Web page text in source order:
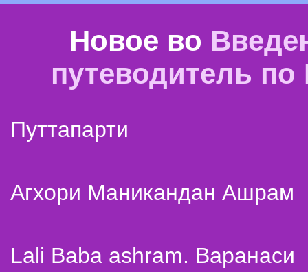
Новое во
путеводитель
Путтапарти
Агхори Маникандан Ашрам
Lali Baba ashram. Варанаси